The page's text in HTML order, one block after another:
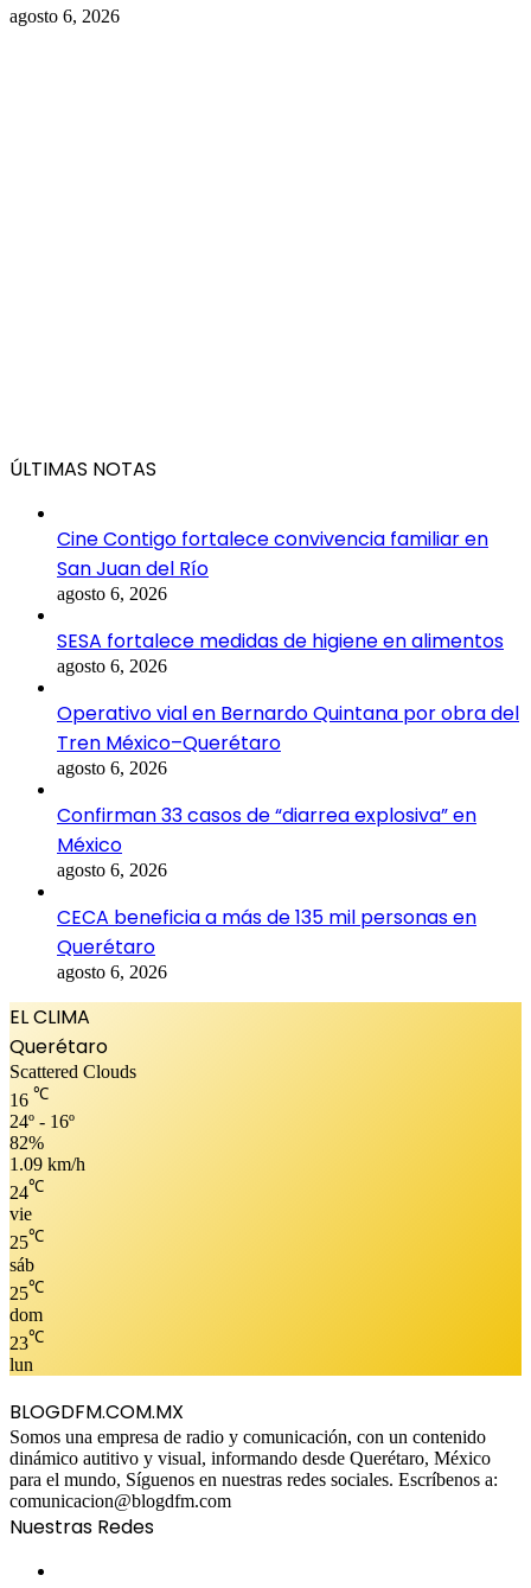
agosto 6, 2026
ÚLTIMAS NOTAS
Cine Contigo fortalece convivencia familiar en
San Juan del Río
agosto 6, 2026
SESA fortalece medidas de higiene en alimentos
agosto 6, 2026
Operativo vial en Bernardo Quintana por obra del
Tren México–Querétaro
agosto 6, 2026
Confirman 33 casos de “diarrea explosiva” en
México
agosto 6, 2026
CECA beneficia a más de 135 mil personas en
Querétaro
agosto 6, 2026
EL CLIMA
Querétaro
Scattered Clouds
16 ℃
24º - 16º
82%
1.09 km/h
24℃
vie
25℃
sáb
25℃
dom
23℃
lun
BLOGDFM.COM.MX
Somos una empresa de radio y comunicación, con un contenido
dinámico autitivo y visual, informando desde Querétaro, México
para el mundo, Síguenos en nuestras redes sociales. Escríbenos a:
comunicacion@blogdfm.com
Nuestras Redes